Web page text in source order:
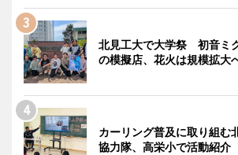
北見工大で大学祭 初音ミ
の模擬店、花火は規模拡大
カーリング普及に取り組む
協力隊、高栄小で活動紹介